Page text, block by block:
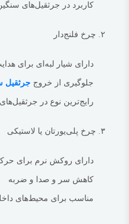
هنگام انتخاب چرخ مناسب برای جرثقیل
ویژگی
ظرفیت
باربری بیشتر)
نوع بلبرینگ بلبرینگ غلطشی،
قابلیت نصب پیچ‌شونده، جوشی یا
استاندارد DIN، ISO، JIS و غیره
کاربرد در جرثقیل‌های
۲. چرخ فلنج‌دار
دارای شیار لبه‌ای برای
جلوگیری از خروج جرثقیل
رایج‌ترین نوع در
۳. چرخ پلی‌یورتان یا لاستیکی
دارای روکش نرم برای
کاهش سر و صدا و ضربه
مناسب برای محیط‌های